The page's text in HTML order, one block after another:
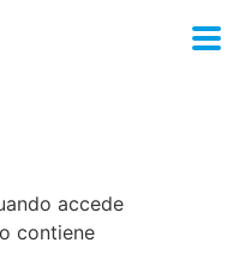
accede
contiene